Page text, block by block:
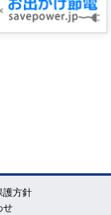
護方針
せ